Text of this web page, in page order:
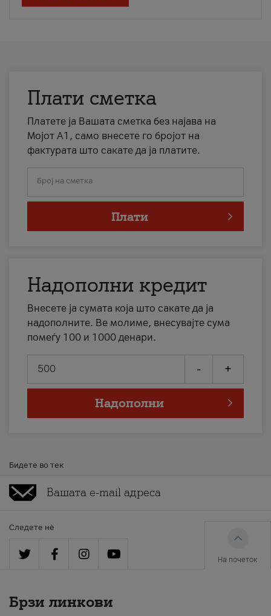
Плати сметка
Платете ја Вашата сметка без најава на
Мојот А1, само внесете го бројот на
фактурата што сакате да ја платите.
Број на сметка
Плати
Надополни кредит
Внесете ја сумата која што сакате да ја
надополните. Ве молиме, внесувајте сума
помеѓу 100 и 1000 денари.
- +
Надополни
Бидете во тек
Следете нè
На почеток
Брзи линкови